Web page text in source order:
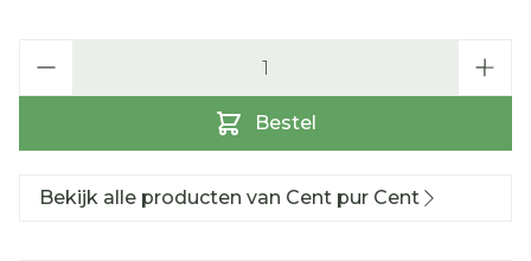
Bestel
Bekijk alle producten van Cent pur Cent